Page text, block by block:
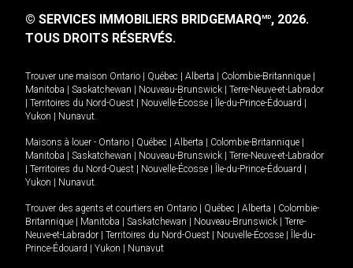
© SERVICES IMMOBILIERS BRIDGEMARQMD, 2026.
TOUS DROITS RÉSERVÉS.
Trouver une maison Ontario Québec Alberta Colombie-Britannique
Manitoba
Saskatchewan Nouveau-Brunswick
Terre-Neuve-et-Labrador
Territoires du Nord-Ouest Nouvelle-Écosse Île-du-Prince-Édouard
Yukon
Nunavut.
Maisons à louer - Ontario Québec Alberta Colombie-Britannique
Manitoba
Saskatchewan Nouveau-Brunswick
Terre-Neuve-et-Labrador
Territoires du Nord-Ouest Nouvelle-Écosse Île-du-Prince-Édouard
Yukon
Nunavut.
Trouver des agents et courtiers en Ontario Québec Alberta
Colombie-
Britannique
Manitoba Saskatchewan Nouveau-Brunswick
Terre-
Neuve-et-Labrador
Territoires du Nord-Ouest Nouvelle-Écosse
Île-du-
Prince-Édouard
Yukon Nunavut